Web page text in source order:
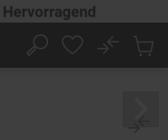
Suche
No